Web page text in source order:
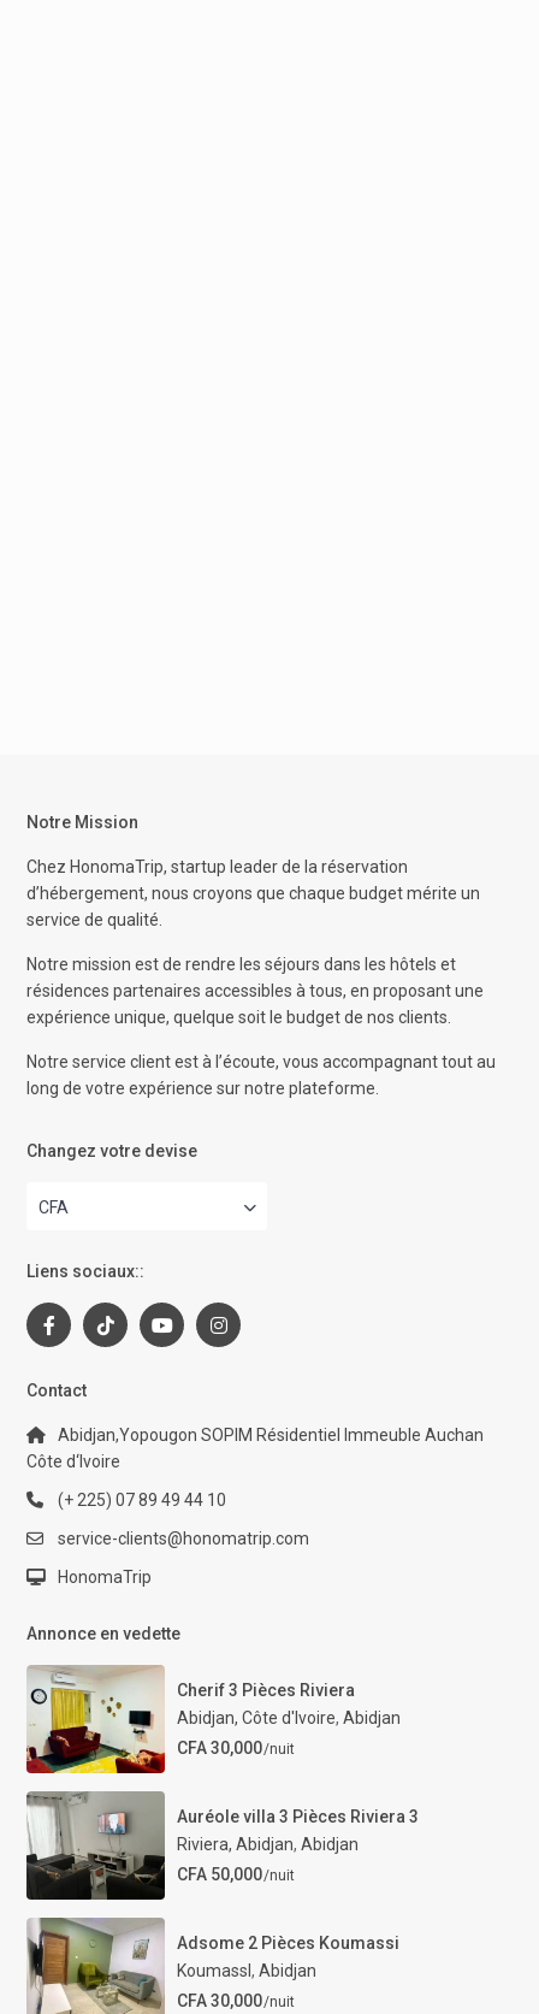
Notre Mission
Chez HonomaTrip, startup leader de la réservation
d’hébergement, nous croyons que chaque budget mérite un
service de qualité.
Notre mission est de rendre les séjours dans les hôtels et
résidences partenaires accessibles à tous, en proposant une
expérience unique, quelque soit le budget de nos clients.
Notre service client est à l’écoute, vous accompagnant tout au
long de votre expérience sur notre plateforme.
Changez votre devise
CFA
Liens sociaux::
Contact
Abidjan,Yopougon SOPIM Résidentiel Immeuble Auchan
Côte d‘Ivoire
(+ 225) 07 89 49 44 10
service-clients@honomatrip.com
HonomaTrip
Annonce en vedette
Cherif 3 Pièces Riviera
Abidjan, Côte d'Ivoire, Abidjan
CFA 30,000/nuit
Auréole villa 3 Pièces Riviera 3
Riviera, Abidjan, Abidjan
CFA 50,000/nuit
Adsome 2 Pièces Koumassi
KoumassI , Abidjan
CFA 30,000/nuit